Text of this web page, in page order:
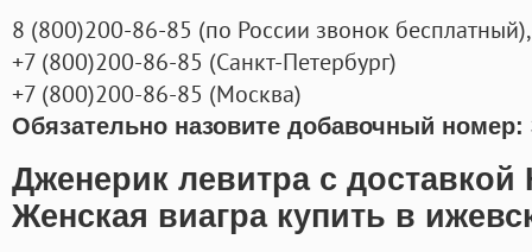
8 (800)200-86-85 (по России звонок бесплатный),
+7 (800)200-86-85 (Санкт-Петербург)
+7 (800)200-86-85 (Москва)
Обязательно назовите добавочный номер:
Дженерик левитра с доставкой
Женская виагра купить в